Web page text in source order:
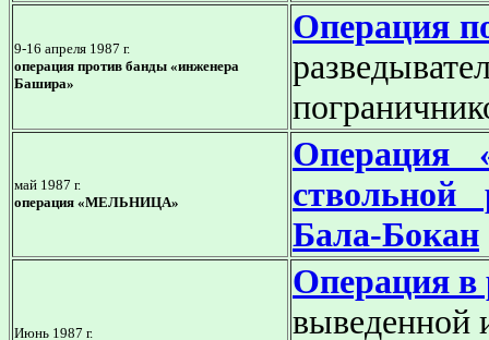
9-16 апреля 1987 г.
операция против банды «инженера
Башира»
Операция
май 1987 г.
операция «МЕЛЬНИЦА»
Операция
Бала-Бокан
Июнь 1987 г.
Операция в
выведенной